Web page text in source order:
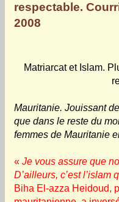
respectable.
2008
Matriarcat et Islam.
Mauritanie. Jouissant
que dans le reste du
femmes de Mauritanie
« Je vous assure que
D’ailleurs, c’est
Biha El-azza Heidoud,